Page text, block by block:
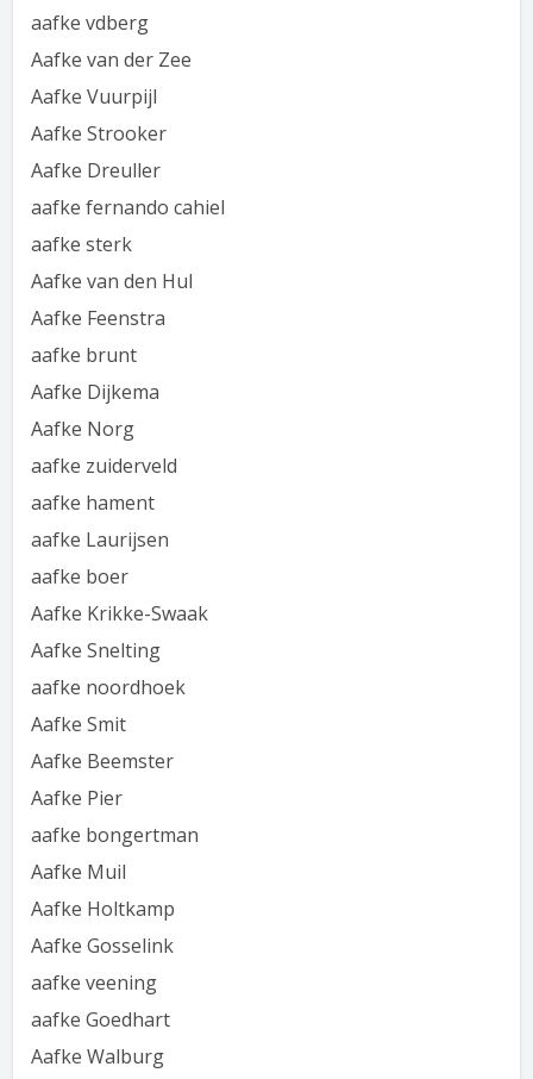
aafke vdberg
Aafke van der Zee
Aafke Vuurpijl
Aafke Strooker
Aafke Dreuller
aafke fernando cahiel
aafke sterk
Aafke van den Hul
Aafke Feenstra
aafke brunt
Aafke Dijkema
Aafke Norg
aafke zuiderveld
aafke hament
aafke Laurijsen
aafke boer
Aafke Krikke-Swaak
Aafke Snelting
aafke noordhoek
Aafke Smit
Aafke Beemster
Aafke Pier
aafke bongertman
Aafke Muil
Aafke Holtkamp
Aafke Gosselink
aafke veening
aafke Goedhart
Aafke Walburg